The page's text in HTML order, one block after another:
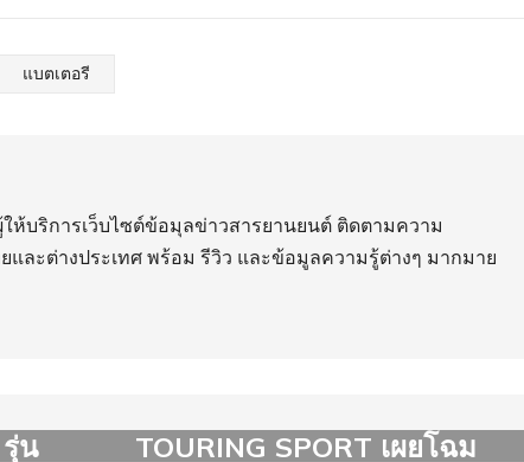
แบตเตอรี
ให้บริการเว็บไซต์ข้อมุลข่าวสารยานยนต์ ติดตามความ
และต่างประเทศ พร้อม รีวิว และข้อมูลความรู้ต่างๆ มากมาย
น
TOURING SPORT เผยโฉม